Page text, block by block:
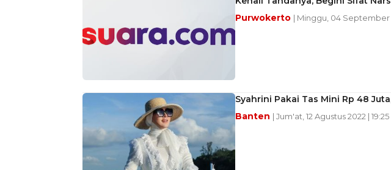
Purwokerto | Minggu, 04 September
Syahrini Pakai Tas Mini Rp 48
Banten | Jum'at, 12 Agustus 2022 |